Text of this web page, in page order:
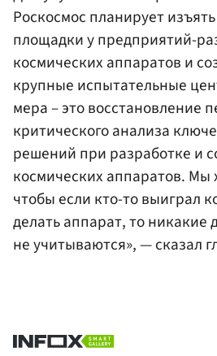
Роскосмос планирует
площадки у предприятий-
космических аппаратов и
крупные испытательные
мера – это восстановление
критического анализа
решений при разработке и
космических аппаратов. Мы
чтобы если кто-то выиграл
делать аппарат, то никакие
не учитываются», — сказал